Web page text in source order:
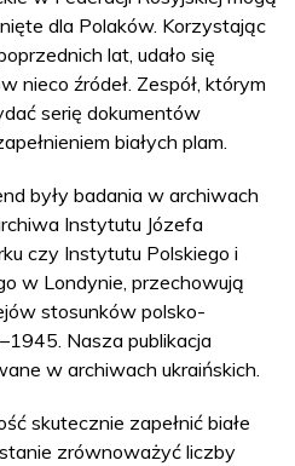
dla Polaków. Korzystając
lat, udało się
źródeł. Zespół, którym
serię dokumentów
białych plam.
były badania w archiwach
Instytutu Józefa
czy Instytutu Polskiego i
w Londynie, przechowują
stosunków polsko-
Nasza publikacja
w archiwach ukraińskich.
skutecznie zapełnić białe
zrównoważyć liczby